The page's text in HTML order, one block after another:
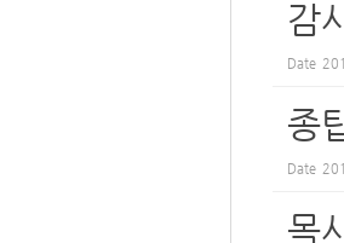
감
Date
종
Date
목